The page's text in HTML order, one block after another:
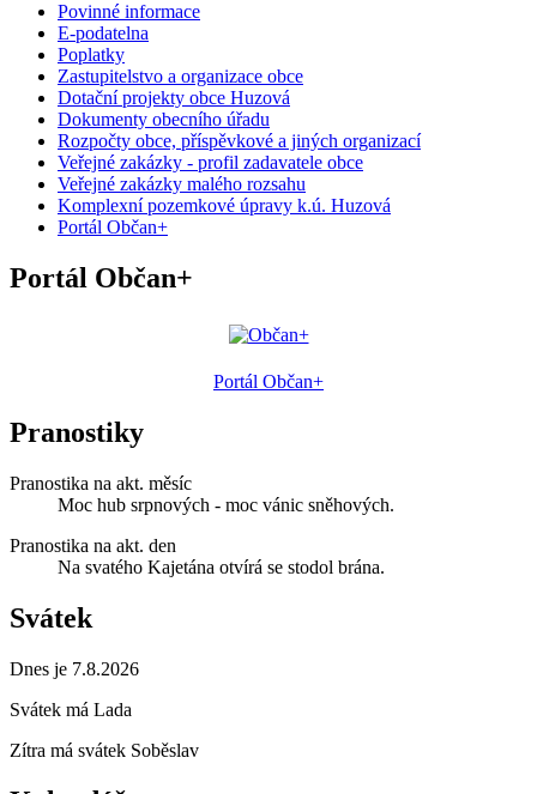
Povinné informace
E-podatelna
Poplatky
Zastupitelstvo a organizace obce
Dotační projekty obce Huzová
Dokumenty obecního úřadu
Rozpočty obce, příspěvkové a jiných organizací
Veřejné zakázky - profil zadavatele obce
Veřejné zakázky malého rozsahu
Komplexní pozemkové úpravy k.ú. Huzová
Portál Občan+
Portál Občan+
Portál Občan+
Pranostiky
Pranostika na akt. měsíc
Moc hub srpnových - moc vánic sněhových.
Pranostika na akt. den
Na svatého Kajetána otvírá se stodol brána.
Svátek
Dnes je 7.8.2026
Svátek má Lada
Zítra má svátek Soběslav